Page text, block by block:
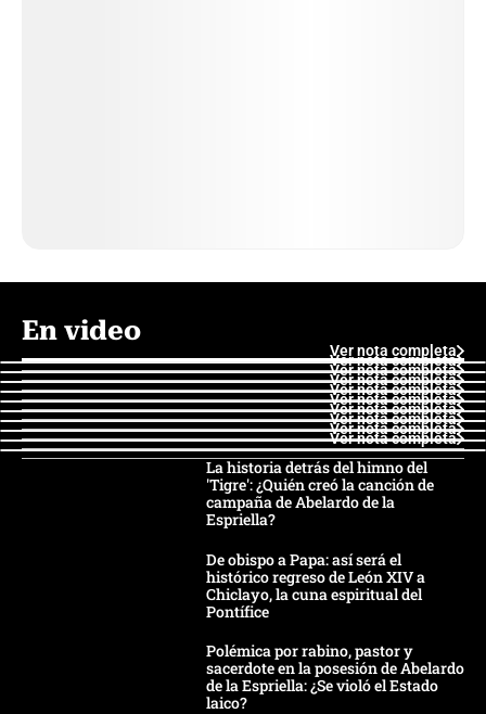
En video
Ver nota completa
Ver nota completa
Ver nota completa
Ver nota completa
Ver nota completa
Ver nota completa
Ver nota completa
Ver nota completa
Ver nota completa
Ver nota completa
La historia detrás del himno del
'Tigre': ¿Quién creó la canción de
campaña de Abelardo de la
Espriella?
De obispo a Papa: así será el
histórico regreso de León XIV a
Chiclayo, la cuna espiritual del
Pontífice
Polémica por rabino, pastor y
sacerdote en la posesión de Abelardo
de la Espriella: ¿Se violó el Estado
laico?